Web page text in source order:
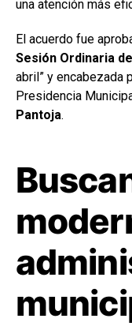
una atención más
El acuerdo fue
Sesión Ordinaria
abril” y encabezada
Presidencia
Pantoja.